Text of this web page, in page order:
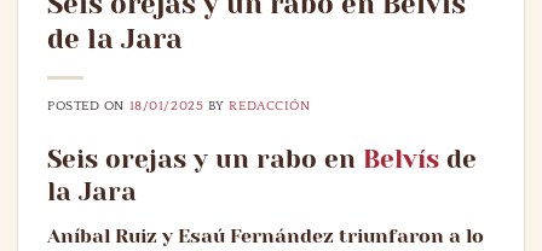
de la Jara
POSTED ON 18/01/2025 BYREDACCIÓN
Seis orejas y un rabo en Belvís de
la Jara
Aníbal Ruiz y Esaú Fernández triunfaron a lo